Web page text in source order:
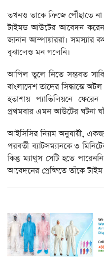
তখনও তাকে ক্রিজে পৌঁছাতে না
টাইমড আউটের আবেদন করেন
জানান আম্পায়াররা। সমস্যার
বুঝালেও মন গলেনি।
আপিল তুলে নিতে সম্ভবত
বাংলাদেশ তাদের সিদ্ধান্তে
হতাশায় প্যাভিলিয়নে
প্রথমবার এমন আউটের ঘটনা
আইসিসির নিয়ম অনুযায়ী,
পরবর্তী ব্যাটসম্যানকে ৩
কিন্তু ম্যাথুস সেটি হতে
আবেদনের প্রেক্ষিতে তাঁকে